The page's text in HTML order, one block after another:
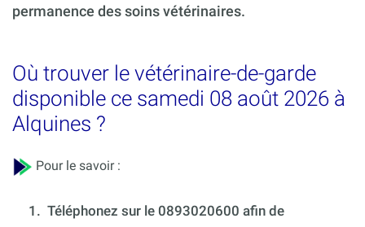
permanence des soins vétérinaires.
Où trouver le vétérinaire-de-garde
disponible ce samedi 08 août 2026 à
Alquines ?
Pour le savoir :
1. Téléphonez sur le 0893020600 afin de